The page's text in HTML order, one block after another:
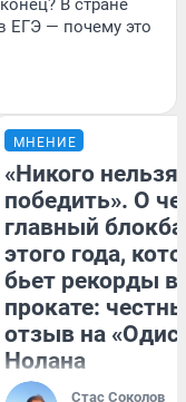
В стране
ЕГЭ — почему это
МНЕНИЕ
«Никого нельзя
победить». О
главный
этого года,
бьет рекорды в
прокате:
отзыв на
Нолана
Стас Соколов